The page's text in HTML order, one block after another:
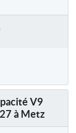
V9
à Metz